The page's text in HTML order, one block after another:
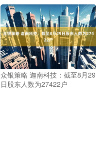
众银策略 迦南科技：截至8月29
日股东人数为27422户